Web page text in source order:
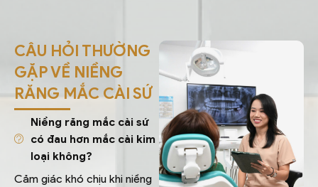
CÂU HỎI THƯỜNG
GẶP VỀ NIỀNG
RĂNG MẮC CÀI SỨ
Niềng răng mắc cài sứ
có đau hơn mắc cài kim
loại không?
Cảm giác khó chịu khi niềng